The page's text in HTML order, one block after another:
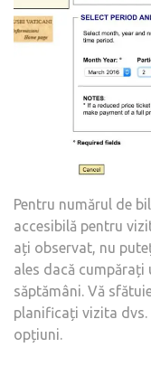
Pentru numărul de
accesibilă pentru
ați observat, nu
ales dacă cumpărați
săptămâni. Vă
planificați vizita
opțiuni.